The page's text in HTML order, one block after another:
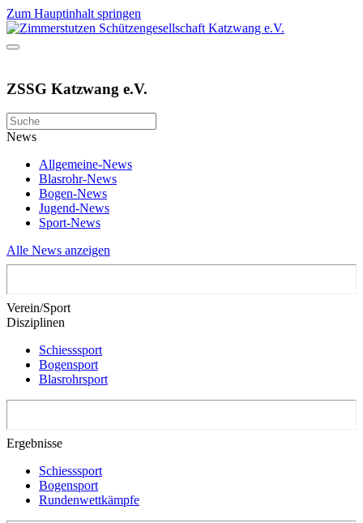
Zum Hauptinhalt springen
ZSSG Katzwang e.V.
News
Allgemeine-News
Blasrohr-News
Bogen-News
Jugend-News
Sport-News
Alle News anzeigen
Verein/Sport
Disziplinen
Schiesssport
Bogensport
Blasrohrsport
Ergebnisse
Schiesssport
Bogensport
Rundenwettkämpfe